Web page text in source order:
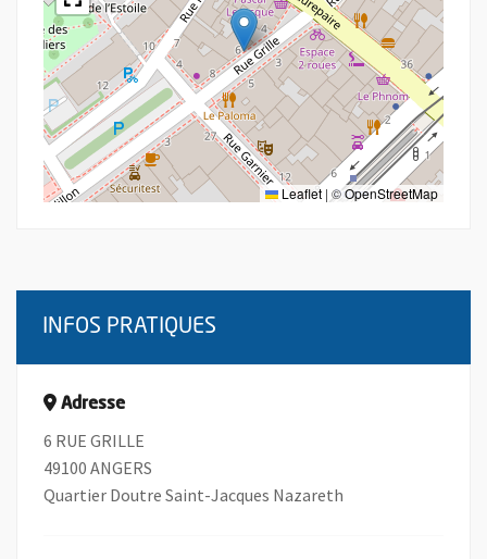
Leaflet | ©OpenStreetMap
INFOS PRATIQUES
Adresse
6 RUE GRILLE
49100 ANGERS
Quartier Doutre Saint-Jacques Nazareth